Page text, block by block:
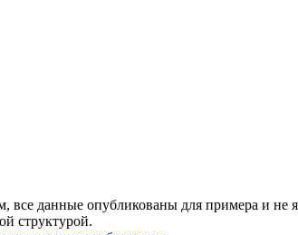
все данные опубликованы для примера и
структурой.